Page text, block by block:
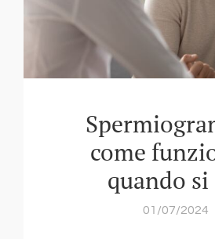
come
quando si
01/07/2024